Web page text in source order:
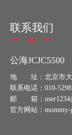
联系我们
公海JCJC5500
地 址：北京市大
联系电话：010-
邮 箱：
官方网站：mommy-